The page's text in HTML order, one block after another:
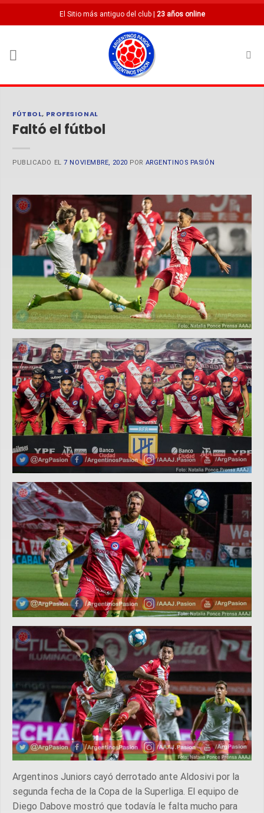
Saltar
El Sitio más antiguo del club | 23 años online
FÚTBOL, PROFESIONAL
Faltó el fútbol
PUBLICADO EL7 NOVIEMBRE, 2020 POR ARGENTINOS PASIÓN
Argentinos Juniors cayó derrotado ante Aldosivi por la
segunda fecha de la Copa de la Superliga. El equipo de
Diego Dabove mostró que todavía le falta mucho para